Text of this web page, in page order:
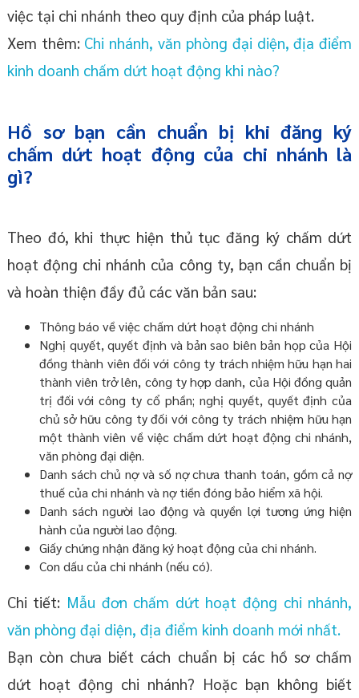
việc tại chi nhánh theo quy định của pháp luật.
Xem thêm: Chi nhánh, văn phòng đại diện, địa điểm
kinh doanh chấm dứt hoạt động khi nào?
Hồ sơ bạn cần chuẩn bị khi đăng ký
chấm dứt hoạt động của chi nhánh là
gì?
Theo đó, khi thực hiện thủ tục đăng ký chấm dứt
hoạt động chi nhánh của công ty, bạn cần chuẩn bị
và hoàn thiện đầy đủ các văn bản sau:
Thông báo về việc chấm dứt hoạt động chi nhánh
Nghị quyết, quyết định và bản sao biên bản họp của Hội
đồng thành viên đối với công ty trách nhiệm hữu hạn hai
thành viên trở lên, công ty hợp danh, của Hội đồng quản
trị đối với công ty cổ phần; nghị quyết, quyết định của
chủ sở hữu công ty đối với công ty trách nhiệm hữu hạn
một thành viên về việc chấm dứt hoạt động chi nhánh,
văn phòng đại diện.
Danh sách chủ nợ và số nợ chưa thanh toán, gồm cả nợ
thuế của chi nhánh và nợ tiền đóng bảo hiểm xã hội.
Danh sách người lao động và quyền lợi tương ứng hiện
hành của người lao động.
Giấy chứng nhận đăng ký hoạt động của chi nhánh.
Con dấu của chi nhánh (nếu có).
Chi tiết: Mẫu đơn chấm dứt hoạt động chi nhánh,
văn phòng đại diện, địa điểm kinh doanh mới nhất.
Bạn còn chưa biết cách chuẩn bị các hồ sơ chấm
dứt hoạt động chi nhánh? Hoặc bạn không biết